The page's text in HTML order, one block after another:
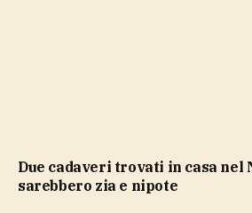
Due cadaveri trovati in casa nel Napoletano,
sarebbero zia e nipote